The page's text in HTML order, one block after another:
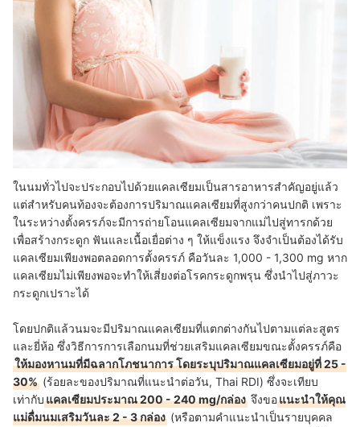
ในนมทั่วไปจะประกอบไปด้วยแคลเซียมเป็นสารอาหารสำคัญอยู่แล้ว
แต่สำหรับคนท้องจะต้องการปริมาณแคลเซียมที่สูงกว่าคนปกติ เพราะ
ในระหว่างตั้งครรภ์จะมีการถ่ายโอนแคลเซียมจากแม่ไปสู่ทารกด้วย
เพื่อสร้างกระดูก ฟันและเนื้อเยื่อต่าง ๆ ให้แข็งแรง จึงจำเป็นต้องได้รับ
แคลเซียมเพียงพอตลอดการตั้งครรภ์ คือวันละ 1,000 - 1,300 mg หาก
แคลเซียมไม่เพียงพอจะทำให้เสี่ยงต่อโรคกระดูกพรุน ซึ่งนำไปสู่ภาวะ
กระดูกเปราะได้
โดยปกติแล้วนมจะมีปริมาณแคลเซียมที่แตกต่างกันไปตามแต่ละสูตร
และยี่ห้อ ซึ่งวิธีการการเลือกนมที่ช่วยเสริมแคลเซียมขณะตั้งครรภ์คือ
ให้มองหานมที่มีฉลากโภชนาการ โดยระบุปริมาณแคลเซียมอยู่ที่ 25 -
30% (ร้อยละของปริมาณที่แนะนำต่อวัน, Thai RDI) ซึ่งจะเทียบ
เท่ากับแคลเซียมประมาณ 200 - 240 mg/กล่อง จึงขอแนะนำให้คุณ
แม่ดื่มนมเสริมวันละ 2 - 3 กล่อง (หรือตามคำแนะนำเป็นรายบุคคล